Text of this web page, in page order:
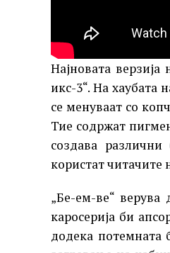
Најновата верзија
икс-3“. На
се менуваат со
Тие содржат
создава
користат читачите
„Бе-ем-ве“
каросерија би
додека потемната